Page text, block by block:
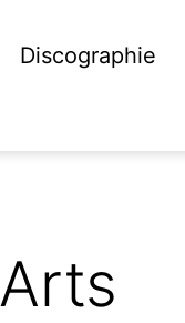
Discographie